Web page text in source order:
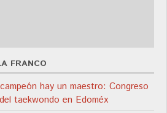
FRANCO
hay un maestro: Congreso
taekwondo en Edoméx